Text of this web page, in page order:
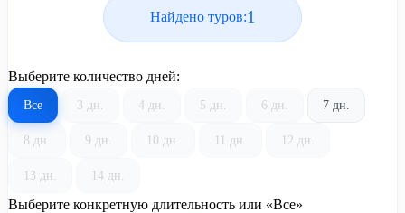
Найдено туров:1
Выберите количество дней:
Все 3 дн. 4 дн. 5 дн. 6 дн. 7 дн.
8 дн. 9 дн. 10 дн. 11 дн. 12 дн.
13 дн. 14 дн.
Выберите конкретную длительность или «Все»